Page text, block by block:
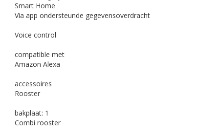
Smart Home
Via app ondersteunde gegevensoverdracht
Voice control
compatible met
Amazon Alexa
accessoires
Rooster
bakplaat: 1
Combi rooster